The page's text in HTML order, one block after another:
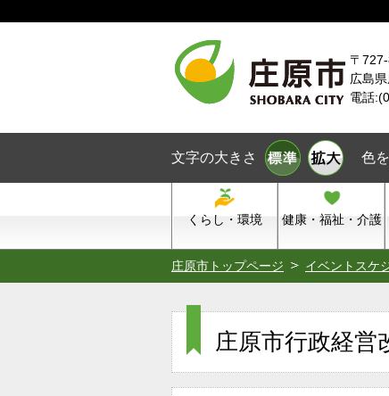
〒
広島
電話
文字の大きさ 色
くらし・環境 健康・福祉・介護
庄原市トップページ イベントスケ
庄原市行政経営